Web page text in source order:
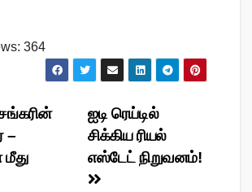
364
ஐடி ரெய்டில்
சிக்கிய ரியல்
எஸ்டேட் நிறுவனம்!
–